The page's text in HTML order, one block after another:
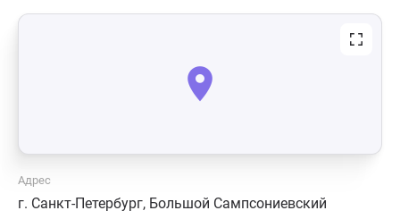
Адрес
г. Санкт-Петербург, Большой Сампсониевский